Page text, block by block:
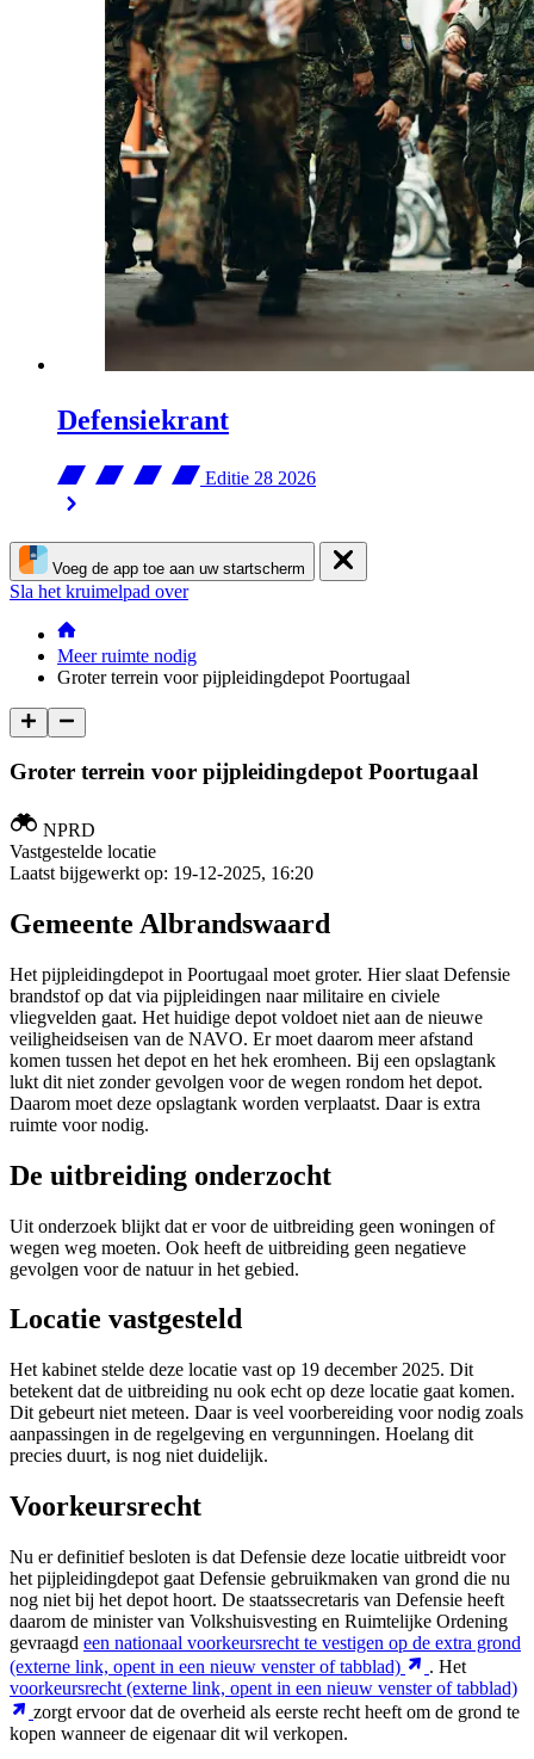
Defensiekrant
Editie 28 2026
Voeg de app toe aan uw startscherm
Sla het kruimelpad over
Meer ruimte nodig
Groter terrein voor pijpleidingdepot Poortugaal
Groter terrein voor pijpleidingdepot Poortugaal
NPRD
Vastgestelde locatie
Laatst bijgewerkt op: 19-12-2025, 16:20
Gemeente Albrandswaard
Het pijpleidingdepot in Poortugaal moet groter. Hier slaat Defensie
brandstof op dat via pijpleidingen naar militaire en civiele
vliegvelden gaat. Het huidige depot voldoet niet aan de nieuwe
veiligheidseisen van de NAVO. Er moet daarom meer afstand
komen tussen het depot en het hek eromheen. Bij een opslagtank
lukt dit niet zonder gevolgen voor de wegen rondom het depot.
Daarom moet deze opslagtank worden verplaatst. Daar is extra
ruimte voor nodig.
De uitbreiding onderzocht
Uit onderzoek blijkt dat er voor de uitbreiding geen woningen of
wegen weg moeten. Ook heeft de uitbreiding geen negatieve
gevolgen voor de natuur in het gebied.
Locatie vastgesteld
Het kabinet stelde deze locatie vast op 19 december 2025. Dit
betekent dat de uitbreiding nu ook echt op deze locatie gaat komen.
Dit gebeurt niet meteen. Daar is veel voorbereiding voor nodig zoals
aanpassingen in de regelgeving en vergunningen. Hoelang dit
precies duurt, is nog niet duidelijk.
Voorkeursrecht
Nu er definitief besloten is dat Defensie deze locatie uitbreidt voor
het pijpleidingdepot gaat Defensie gebruikmaken van grond die nu
nog niet bij het depot hoort. De staatssecretaris van Defensie heeft
daarom de minister van Volkshuisvesting en Ruimtelijke Ordening
gevraagd een nationaal voorkeursrecht te vestigen op de extra grond
(externe link, opent in een nieuw venster of tabblad)
. Het
voorkeursrecht (externe link, opent in een nieuw venster of tabblad)
zorgt ervoor dat de overheid als eerste recht heeft om de grond te
kopen wanneer de eigenaar dit wil verkopen.